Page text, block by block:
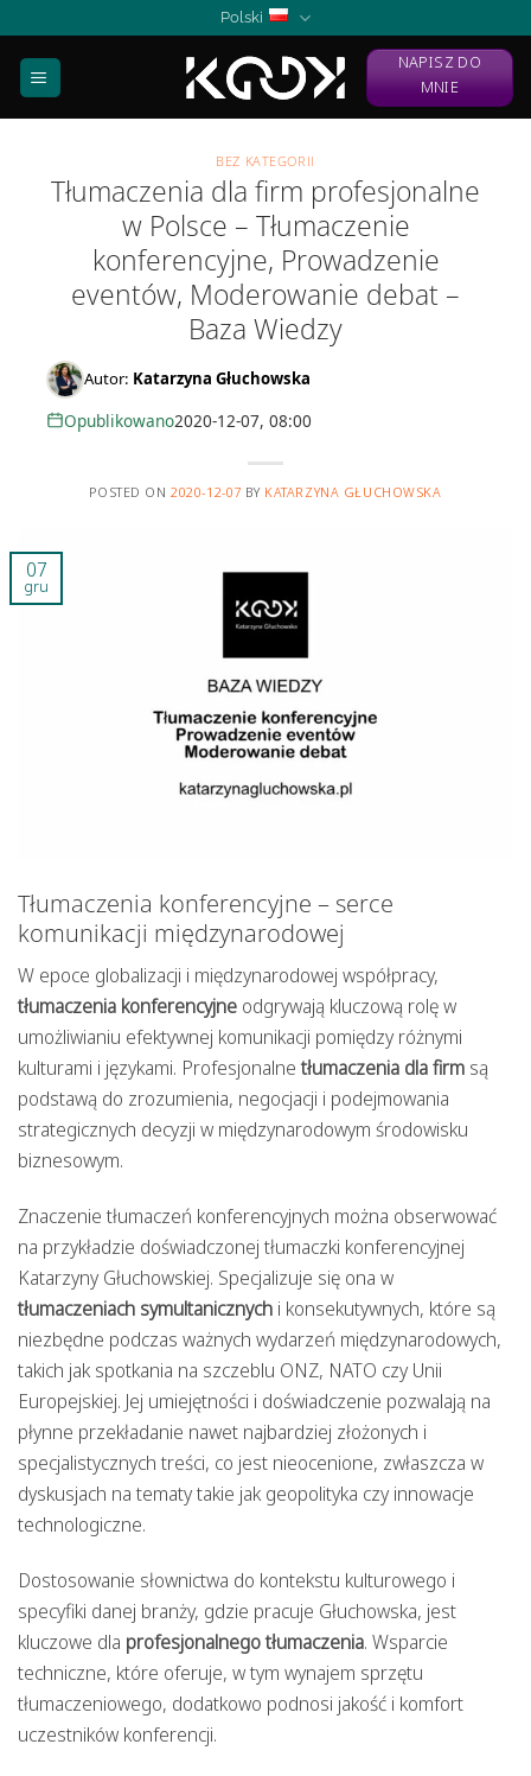
content
Polski
NAPISZ DO
MNIE
BEZ KATEGORII
Tłumaczenia dla firm profesjonalne
w Polsce – Tłumaczenie
konferencyjne, Prowadzenie
eventów, Moderowanie debat –
Baza Wiedzy
Autor: Katarzyna Głuchowska
Opublikowano2020-12-07, 08:00
POSTED ON2020-12-07 BY KATARZYNA GŁUCHOWSKA
07
gru
Tłumaczenia konferencyjne – serce
komunikacji międzynarodowej
W epoce globalizacji i międzynarodowej współpracy,
tłumaczenia konferencyjne odgrywają kluczową rolę w
umożliwianiu efektywnej komunikacji pomiędzy różnymi
kulturami i językami. Profesjonalnetłumaczenia dla firm są
podstawą do zrozumienia, negocjacji i podejmowania
strategicznych decyzji w międzynarodowym środowisku
biznesowym.
Znaczenie tłumaczeń konferencyjnych można obserwować
na przykładzie doświadczonej tłumaczki konferencyjnej
Katarzyny Głuchowskiej. Specjalizuje się ona w
tłumaczeniach symultanicznych i konsekutywnych, które są
niezbędne podczas ważnych wydarzeń międzynarodowych,
takich jak spotkania na szczeblu ONZ, NATO czy Unii
Europejskiej. Jej umiejętności i doświadczenie pozwalają na
płynne przekładanie nawet najbardziej złożonych i
specjalistycznych treści, co jest nieocenione, zwłaszcza w
dyskusjach na tematy takie jak geopolityka czy innowacje
technologiczne.
Dostosowanie słownictwa do kontekstu kulturowego i
specyfiki danej branży, gdzie pracuje Głuchowska, jest
kluczowe dla profesjonalnego tłumaczenia. Wsparcie
techniczne, które oferuje, w tym wynajem sprzętu
tłumaczeniowego, dodatkowo podnosi jakość i komfort
uczestników konferencji.